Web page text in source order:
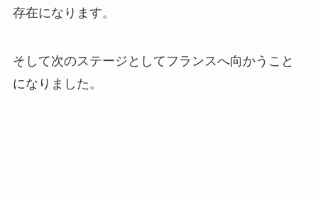
存在になります。
そして次のステージとしてフランスへ向かうこと
になりました。